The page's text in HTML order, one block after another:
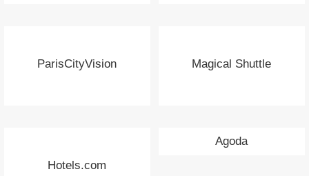
ParisCityVision Magical Shuttle
Hotels.com
Agoda